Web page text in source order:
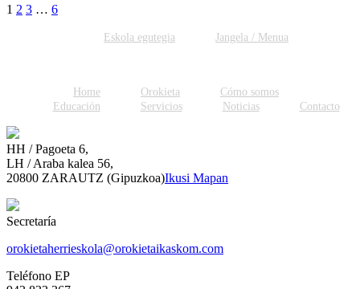
1 2 3 … 6
Eskola egutegia Jangela / Menua
Home Orokieta
Cómo somos
Educación
Servicios Noticias Contacto
HH / Pagoeta 6,
LH / Araba kalea 56,
20800 ZARAUTZ (Gipuzkoa)Ikusi Mapan
Secretaría
orokietaherrieskola@orokietaikaskom.com
Teléfono EP